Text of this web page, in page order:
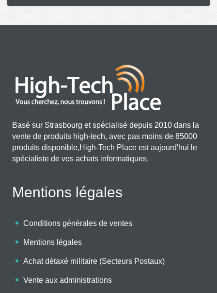
Basé sur Strasbourg et spécialisé depuis 2010 dans la
vente de produits high-tech, avec pas moins de 85000
produits disponible,High-Tech Place est aujourd'hui le
spécialiste de vos achats informatiques.
Mentions légales
Conditions générales de ventes
Mentions légales
Achat détaxé militaire (Secteurs Postaux)
Vente aux administrations